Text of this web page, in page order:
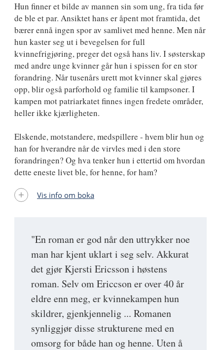
"En roman er god når den uttrykker noe
man har kjent uklart i seg selv. Akkurat
det gjør Kjersti Ericsson i høstens
roman. Selv om Ericcson er over 40 år
eldre enn meg, er kvinnekampen hun
skildrer, gjenkjennelig ... Romanen
synliggjør disse strukturene med en
omsorg for både han og henne. Uten å
Hun finner et bilde av mannen sin som ung, fra tida før
de ble et par. Ansiktet hans er åpent mot framtida, det
bærer ennå ingen spor av samlivet med henne. Men når
hun kaster seg ut i bevegelsen for full
kvinnefrigjøring, preger det også hans liv. I søsterskap
med andre unge kvinner går hun i spissen for en stor
forandring. Når tusenårs urett mot kvinner skal gjøres
opp, blir også parforhold og familie til kampsoner. I
kampen mot patriarkatet finnes ingen fredete områder,
heller ikke kjærligheten.
Elskende, motstandere, medspillere - hvem blir hun og
han for hverandre når de virvles med i den store
forandringen? Og hva tenker hun i ettertid om hvordan
dette eneste livet ble, for henne, for ham?
Vis info om boka